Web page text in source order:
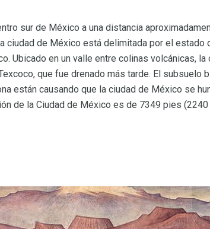
sur de México a una distancia
ciudad de México está delimitada por el estado
Ubicado en un valle entre colinas volcánicas,
que fue drenado más tarde. El subsuelo
están causando que la ciudad de México se
de la Ciudad de México es de 7349 pies